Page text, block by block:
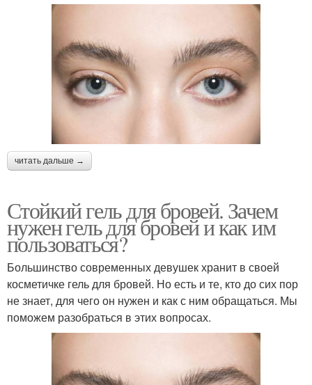
читать дальше →
Стойкий гель для бровей. Зачем
нужен гель для бровей и как им
пользоваться?
Большинство современных девушек хранит в своей
косметичке гель для бровей. Но есть и те, кто до сих пор
не знает, для чего он нужен и как с ним обращаться. Мы
поможем разобраться в этих вопросах.